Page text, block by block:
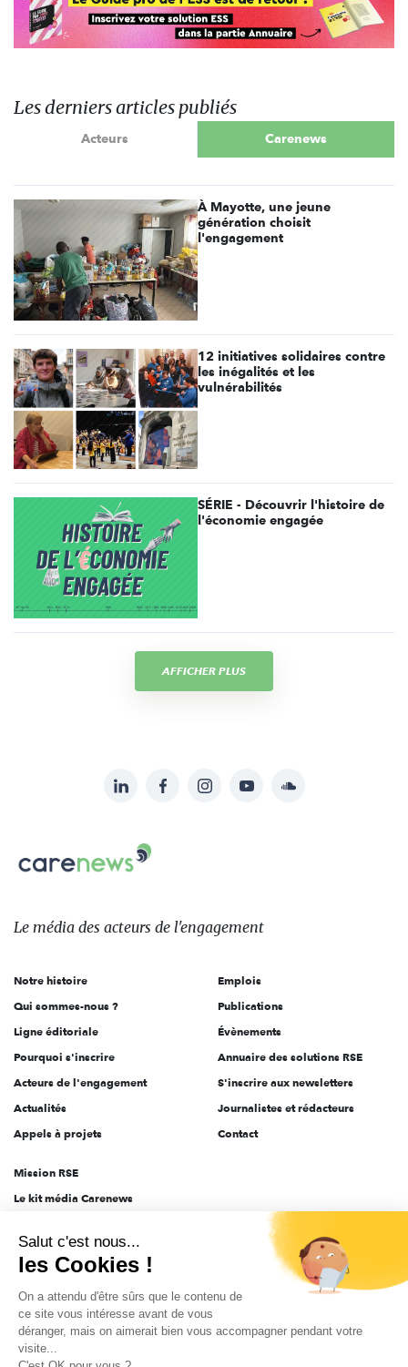
Les derniers articles publiés
Acteurs Carenews
À Mayotte, une jeune
génération choisit
l'engagement
12 initiatives solidaires contre
les inégalités et les
vulnérabilités
SÉRIE - Découvrir l'histoire de
l'économie engagée
AFFICHER PLUS
sur:
LinkedInFacebookInstagramYouTubeSoundcloud
Carenews,
Le
des
l'engagement
Le média des acteurs de l'engagement
Notre histoire
Qui sommes-nous ?
Ligne éditoriale
Pourquoi s'inscrire
Acteurs de l'engagement
Actualités
Appels à projets
Emplois
Publications
Évènements
Annuaire des solutions RSE
S'inscrire aux newsletters
Journalistes et rédacteurs
Contact
Mission RSE
Le kit média Carenews
AEF info
Novethic
PRODURABLE
Inclusiv Day
Salut c'est nous...
les Cookies !
On a attendu d'être sûrs que le contenu de
ce site vous intéresse avant de vous
déranger, mais on aimerait bien vous accompagner pendant votre
visite...